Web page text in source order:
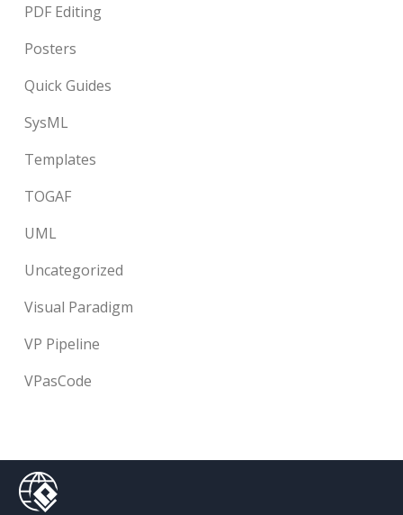
PDF Editing
Posters
Quick Guides
SysML
Templates
TOGAF
UML
Uncategorized
Visual Paradigm
VP Pipeline
VPasCode